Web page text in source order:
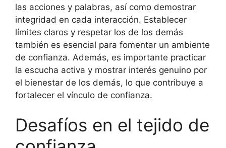
las acciones y palabras, así como demostrar
integridad en cada interacción. Establecer
límites claros y respetar los de los demás
también es esencial para fomentar un ambiente
de confianza. Además, es importante practicar
la escucha activa y mostrar interés genuino por
el bienestar de los demás, lo que contribuye a
fortalecer el vínculo de confianza.
Desafíos en el tejido de